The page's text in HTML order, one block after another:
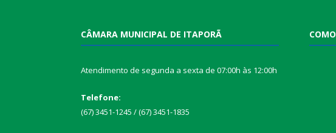
CÂMARA MUNICIPAL DE ITAPORÃ
Atendimento de segunda a sexta de 07:00h às 12:00h
Telefone:
(67) 3451-1245 / (67) 3451-1835